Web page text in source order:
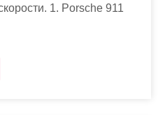
1. Porsche 911